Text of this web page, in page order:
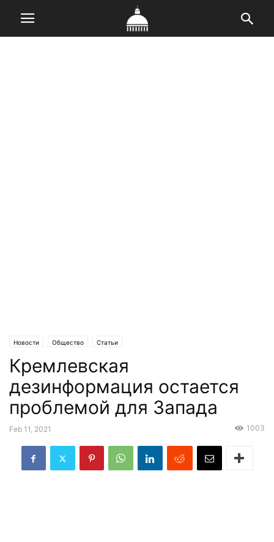
Новости Общество Статьи
Кремлевская
дезинформация остается
проблемой для Запада
Feb 11, 2021 1003